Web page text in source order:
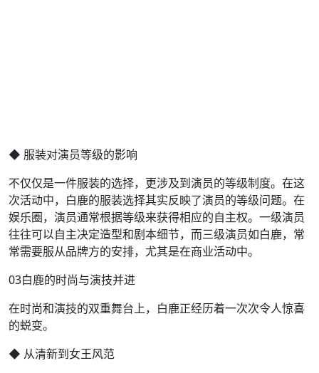
◆ 服装对演员等级的影响
不仅仅是一件服装的选择，更涉及到演员的等级制度。在这
次活动中，白鹿的服装选择其实反映了演员的等级问题。在
娱乐圈，演员通常根据等级来获得相应的自主权。一级演员
往往可以自主决定造型和剧本细节，而三级演员如白鹿，常
常需要服从品牌方的安排，尤其是在商业活动中。
03白鹿的时尚与演技并进
在时尚和演技的双重舞台上，白鹿正经历着一次次令人惊喜
的蜕变。
◆ 从清新到女王风范